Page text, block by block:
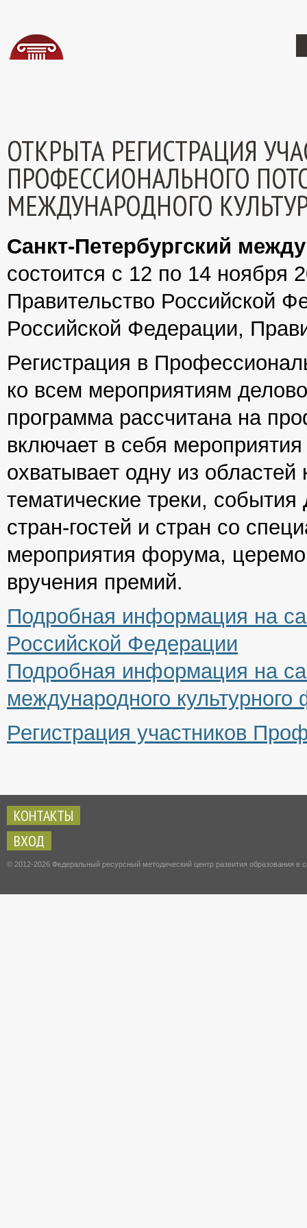
ОТКРЫТА РЕГИСТРАЦИЯ
ПРОФЕССИОНАЛЬНОГО
МЕЖДУНАРОДНОГО
Санкт-Петербургский
состоится с 12 по 14 ноября
Правительство Российской
Российской Федерации,
Регистрация в
ко всем мероприятиям
программа рассчитана на
включает в себя
охватывает одну из областей
тематические треки,
стран-гостей и стран со
мероприятия форума,
вручения премий.
Подробная информация на
Российской Федерации
Подробная информация на
международного
Регистрация участников
КОНТАКТЫ
ВХОД
© 2012-2026 Федеральный ресурсный методический центр развития образования в